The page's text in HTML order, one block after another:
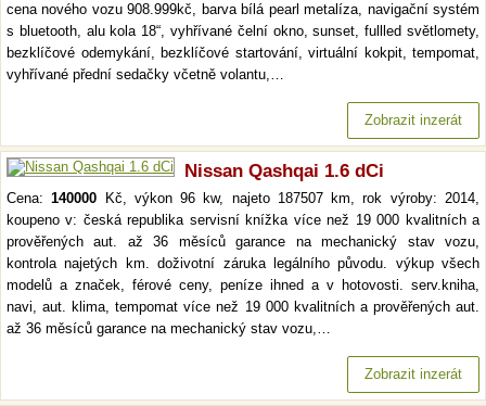
cena nového vozu 908.999kč, barva bílá pearl metalíza, navigační systém
s bluetooth, alu kola 18“, vyhřívané čelní okno, sunset, fullled světlomety,
bezklíčové odemykání, bezklíčové startování, virtuální kokpit, tempomat,
vyhřívané přední sedačky včetně volantu,…
Zobrazit inzerát
Nissan Qashqai 1.6 dCi
Cena:140000 Kč, výkon 96 kw, najeto 187507 km, rok výroby: 2014,
koupeno v: česká republika servisní knížka více než 19 000 kvalitních a
prověřených aut. až 36 měsíců garance na mechanický stav vozu,
kontrola najetých km. doživotní záruka legálního původu. výkup všech
modelů a značek, férové ceny, peníze ihned a v hotovosti. serv.kniha,
navi, aut. klima, tempomat více než 19 000 kvalitních a prověřených aut.
až 36 měsíců garance na mechanický stav vozu,…
Zobrazit inzerát